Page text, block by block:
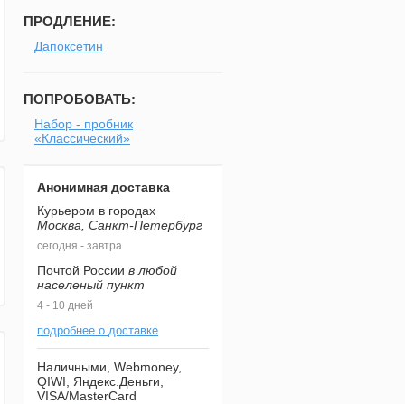
ПРОДЛЕНИЕ:
Дапоксетин
ПОПРОБОВАТЬ:
Набор - пробник
«Классический»
Анонимная доставка
Курьером в городах
Москва, Санкт-Петербург
сегодня - завтра
Почтой России в любой
населеный пункт
4 - 10 дней
подробнее о доставке
Наличными, Webmoney,
QIWI, Яндекс.Деньги,
VISA/MasterCard